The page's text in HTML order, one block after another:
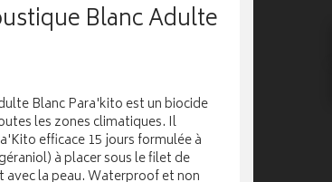
Blanc Adulte
Blanc Para'kito est un biocide
les zones climatiques. Il
efficace 15 jours formulée à
à placer sous le filet de
la peau. Waterproof et non